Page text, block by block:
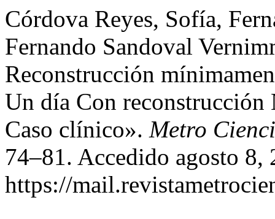
Córdova Reyes, Sofía,
Fernando Sandoval
Reconstrucción
Un día Con reconstrucción
Caso clínico». Metro
74–81. Accedido agosto 8,
https://